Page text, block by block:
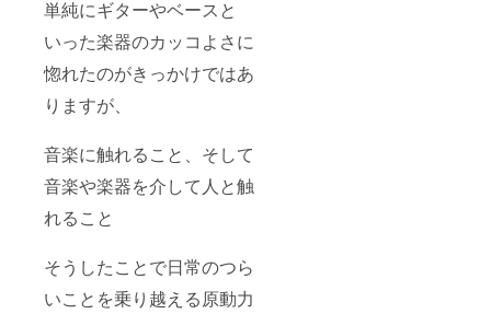
単純にギターやベースと
いった楽器のカッコよさに
惚れたのがきっかけではあ
りますが、
音楽に触れること、そして
音楽や楽器を介して人と触
れること
そうしたことで日常のつら
いことを乗り越える原動力